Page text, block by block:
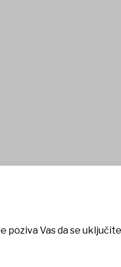
na
poziva Vas da se